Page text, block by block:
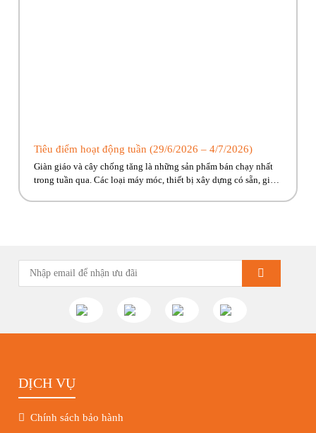
Tiêu điểm hoạt động tuần (29/6/2026 – 4/7/2026)
Giàn giáo và cây chống tăng là những sản phẩm bán chạy nhất
trong tuần qua. Các loại máy móc, thiết bị xây dựng có sẵn, giao
DỊCH VỤ
Chính sách bảo hành